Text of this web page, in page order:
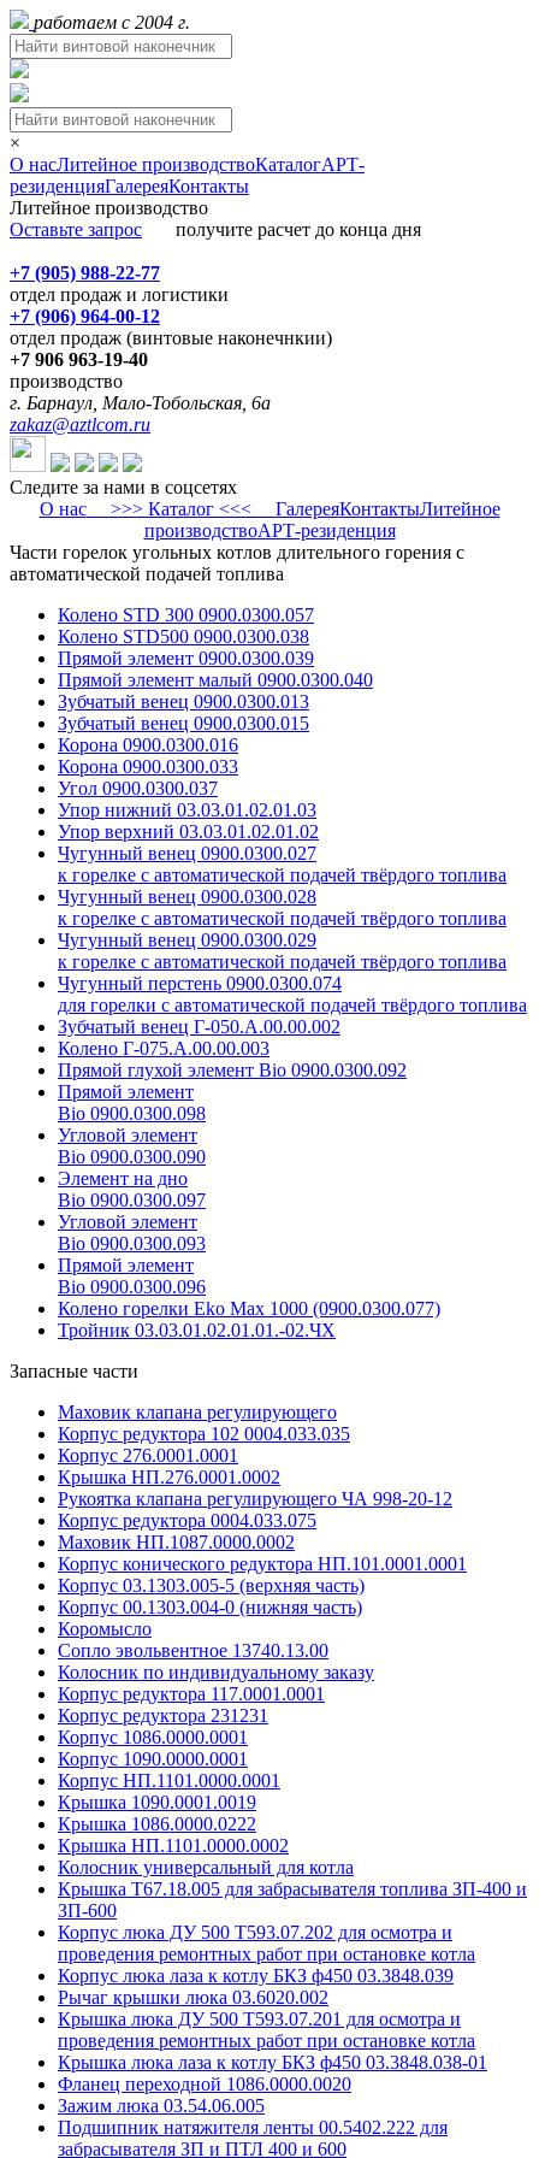
работаем с 2004 г.
×
О насЛитейное производствоКаталогАРТ-
резиденцияГалереяКонтакты
Литейное производство
Оставьте запрос получите расчет до конца дня
+7 (905) 988-22-77
отдел продаж и логистики
+7 (906) 964-00-12
отдел продаж (винтовые наконечнкии)
+7 906 963-19-40
производство
г. Барнаул, Мало-Тобольская, 6а
zakaz@aztlcom.ru
Следите за нами в соцсетях
О нас>>> Каталог <<< ГалереяКонтактыЛитейное
производствоАРТ-резиденция
Части горелок угольных котлов длительного горения с
автоматической подачей топлива
Колено STD 300 0900.0300.057
Колено STD500 0900.0300.038
Прямой элемент 0900.0300.039
Прямой элемент малый 0900.0300.040
Зубчатый венец 0900.0300.013
Зубчатый венец 0900.0300.015
Корона 0900.0300.016
Корона 0900.0300.033
Угол 0900.0300.037
Упор нижний 03.03.01.02.01.03
Упор верхний 03.03.01.02.01.02
Чугунный венец 0900.0300.027
к горелке с автоматической подачей твёрдого топлива
Чугунный венец 0900.0300.028
к горелке с автоматической подачей твёрдого топлива
Чугунный венец 0900.0300.029
к горелке с автоматической подачей твёрдого топлива
Чугунный перстень 0900.0300.074
для горелки с автоматической подачей твёрдого топлива
Зубчатый венец Г-050.А.00.00.002
Колено Г-075.А.00.00.003
Прямой глухой элемент Bio 0900.0300.092
Прямой элемент
Bio 0900.0300.098
Угловой элемент
Bio 0900.0300.090
Элемент на дно
Bio 0900.0300.097
Угловой элемент
Bio 0900.0300.093
Прямой элемент
Bio 0900.0300.096
Колено горелки Eko Max 1000 (0900.0300.077)
Тройник 03.03.01.02.01.01.-02.ЧХ
Запасные части
Маховик клапана регулирующего
Корпус редуктора 102 0004.033.035
Корпус 276.0001.0001
Крышка НП.276.0001.0002
Рукоятка клапана регулирующего ЧА 998-20-12
Корпус редуктора 0004.033.075
Маховик НП.1087.0000.0002
Корпус конического редуктора НП.101.0001.0001
Корпус 03.1303.005-5 (верхняя часть)
Корпус 00.1303.004-0 (нижняя часть)
Коромысло
Сопло эвольвентное 13740.13.00
Колосник по индивидуальному заказу
Корпус редуктора 117.0001.0001
Корпус редуктора 231231
Корпус 1086.0000.0001
Корпус 1090.0000.0001
Корпус НП.1101.0000.0001
Крышка 1090.0001.0019
Крышка 1086.0000.0222
Крышка НП.1101.0000.0002
Колосник универсальный для котла
Крышка Т67.18.005 для забрасывателя топлива ЗП-400 и
ЗП-600
Корпус люка ДУ 500 Т593.07.202 для осмотра и
проведения ремонтных работ при остановке котла
Корпус люка лаза к котлу БКЗ ф450 03.3848.039
Рычаг крышки люка 03.6020.002
Крышка люка ДУ 500 Т593.07.201 для осмотра и
проведения ремонтных работ при остановке котла
Крышка люка лаза к котлу БКЗ ф450 03.3848.038-01
Фланец переходной 1086.0000.0020
Зажим люка 03.54.06.005
Подшипник натяжителя ленты 00.5402.222 для
забрасывателя ЗП и ПТЛ 400 и 600